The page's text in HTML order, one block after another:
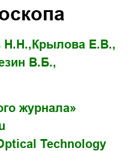
Н.Н., Крылова Е.В.,
В.Б.,
журнала»
Technology